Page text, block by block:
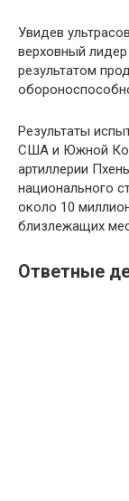
Увидев
верховный
результатом
Результаты
США и Южной
артиллерии
национального
около 10
близлежащих
Ответные